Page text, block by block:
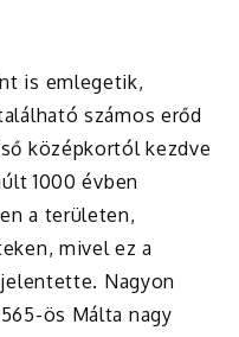
is emlegetik,
számos erőd
középkortól kezdve
1000 évben
a területen,
mivel ez a
Nagyon
ös Málta nagy